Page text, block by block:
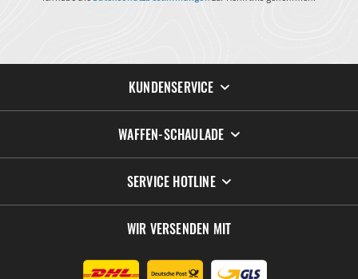
KUNDENSERVICE
WAFFEN-SCHAULADE
SERVICE HOTLINE
WIR VERSENDEN MIT